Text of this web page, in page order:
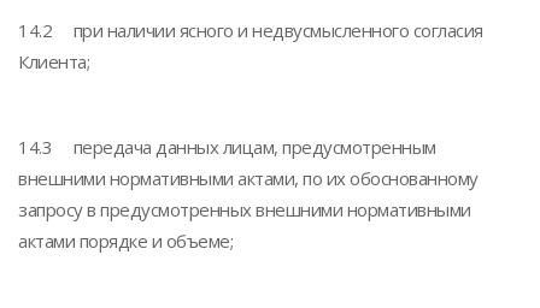
14.2 при наличии ясного и недвусмысленного согласия
Клиента;
14.3 передача данных лицам, предусмотренным
внешними нормативными актами, по их обоснованному
запросу в предусмотренных внешними нормативными
актами порядке и объеме;